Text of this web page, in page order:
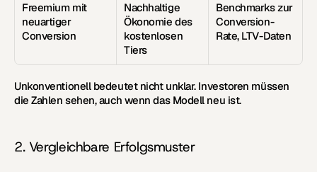
Freemium mit
neuartiger
Conversion
Nachhaltige
Ökonomie des
kostenlosen
Tiers
Benchmarks zur
Conversion-
Rate, LTV-Daten
Unkonventionell bedeutet nicht unklar. Investoren müssen
die Zahlen sehen, auch wenn das Modell neu ist.
2. Vergleichbare Erfolgsmuster